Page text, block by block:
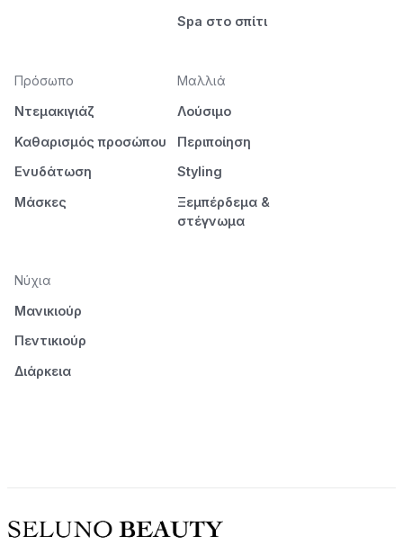
Spa στο σπίτι
Πρόσωπο
Ντεμακιγιάζ
Καθαρισμός προσώπου
Ενυδάτωση
Μάσκες
Μαλλιά
Λούσιμο
Περιποίηση
Styling
Ξεμπέρδεμα &
στέγνωμα
Νύχια
Μανικιούρ
Πεντικιούρ
Διάρκεια